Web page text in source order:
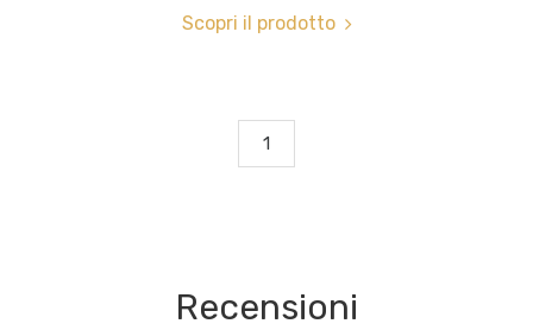
Scopri il prodotto
1
Recensioni